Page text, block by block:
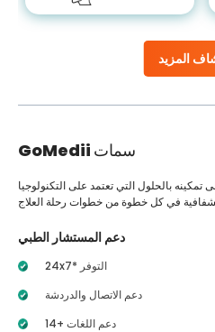
المزيد
GoMedii سمات
بالحلول التي تعتمد على التكنولوجيا
دعم المستشار الطبي
24x7* التوفر
دعم الاتصال والدردشة
14+ دعم اللغات